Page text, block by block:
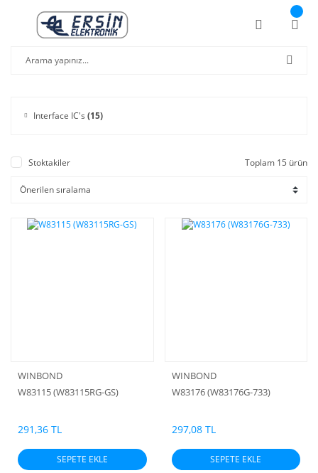
Interface IC's (15)
Stoktakiler Toplam 15 ürün
WINBOND
W83115 (W83115RG-GS)
291,36 TL
SEPETE EKLE
WINBOND
W83176 (W83176G-733)
297,08 TL
SEPETE EKLE